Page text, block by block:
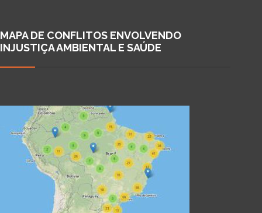
MAPA DE CONFLITOS ENVOLVENDO
INJUSTIÇA AMBIENTAL E SAÚDE